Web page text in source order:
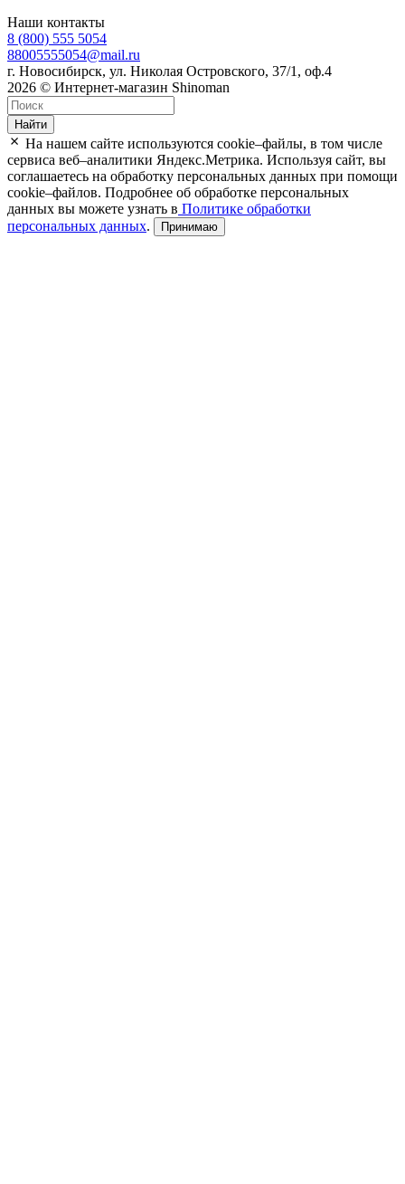
Наши контакты
8 (800) 555 5054
88005555054@mail.ru
г. Новосибирск, ул. Николая Островского, 37/1, оф.4
2026 © Интернет-магазин Shinoman
Найти
На нашем сайте используются cookie–файлы, в том числе
сервиса веб–аналитики Яндекс.Метрика. Используя сайт, вы
соглашаетесь на обработку персональных данных при помощи
cookie–файлов. Подробнее об обработке персональных
данных вы можете узнать в Политике обработки
персональных данных. Принимаю